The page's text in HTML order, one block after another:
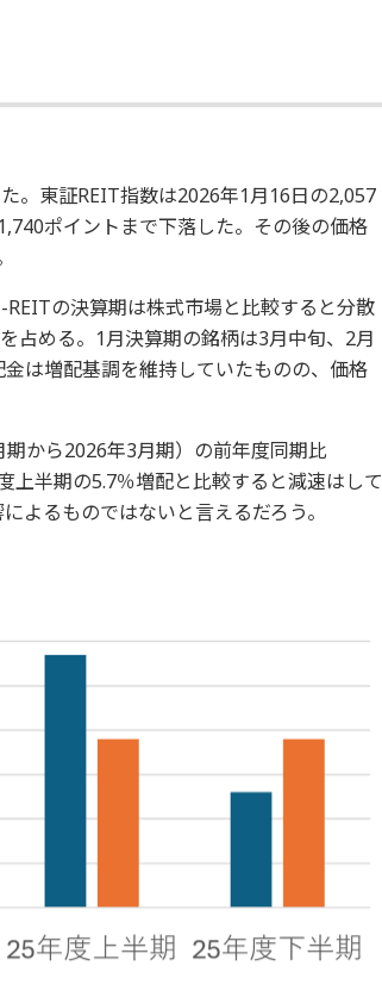
。東証REIT指数は2026年1月16日の2,057
ポイントまで下落した。その後の価格
の決算期は株式市場と比較すると分散
占める。1月決算期の銘柄は3月中旬、2月
は増配基調を維持していたものの、価格
から2026年3月期）の前年度同期比
上半期の5.7％増配と比較すると減速はして
よるものではないと言えるだろう。